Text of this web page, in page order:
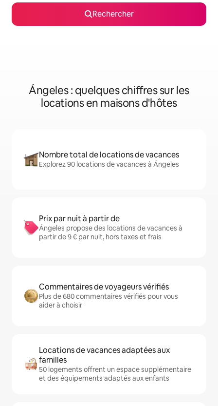
Rechercher
Ángeles : quelques chiffres sur les
locations en maisons d'hôtes
Nombre total de locations de vacances
Explorez 90 locations de vacances à Ángeles
Prix par nuit à partir de
Ángeles propose des locations de vacances à
partir de 9 € par nuit, hors taxes et frais
Commentaires de voyageurs vérifiés
Plus de 680 commentaires vérifiés pour vous
aider à choisir
Locations de vacances adaptées aux
familles
50 logements offrent un espace supplémentaire
et des équipements adaptés aux enfants